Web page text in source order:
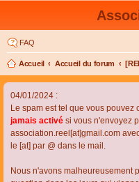
FAQ
Accueil Accueil du forum
04/01/2024 :
Le spam est tel que vous pouvez
jamais activé si vous n'envoyez
association.reel[at]gmail.com
le [at] par @ dans le mail.
Nous n'avons malheureusement